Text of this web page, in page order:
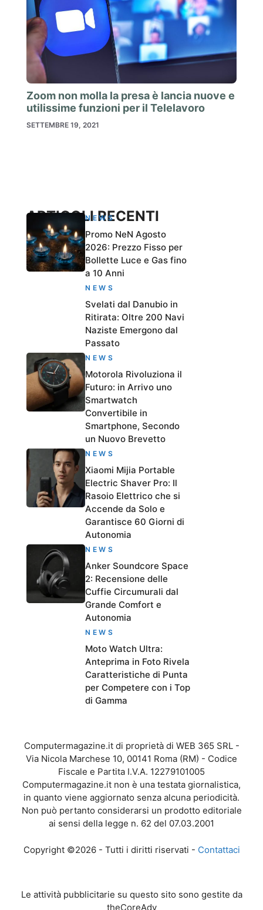
Zoom non molla la presa è lancia nuove e
utilissime funzioni per il Telelavoro
SETTEMBRE 19, 2021
ARTICOLI RECENTI
NEWS
Promo NeN Agosto
2026: Prezzo Fisso per
Bollette Luce e Gas fino
a 10 Anni
NEWS
Svelati dal Danubio in
Ritirata: Oltre 200 Navi
Naziste Emergono dal
Passato
NEWS
Motorola Rivoluziona il
Futuro: in Arrivo uno
Smartwatch
Convertibile in
Smartphone, Secondo
un Nuovo Brevetto
NEWS
Xiaomi Mijia Portable
Electric Shaver Pro: Il
Rasoio Elettrico che si
Accende da Solo e
Garantisce 60 Giorni di
Autonomia
NEWS
Anker Soundcore Space
2: Recensione delle
Cuffie Circumurali dal
Grande Comfort e
Autonomia
NEWS
Moto Watch Ultra:
Anteprima in Foto Rivela
Caratteristiche di Punta
per Competere con i Top
di Gamma
Computermagazine.it di proprietà di WEB 365 SRL -
Via Nicola Marchese 10, 00141 Roma (RM) - Codice
Fiscale e Partita I.V.A. 12279101005
Computermagazine.it non è una testata giornalistica,
in quanto viene aggiornato senza alcuna periodicità.
Non può pertanto considerarsi un prodotto editoriale
ai sensi della legge n. 62 del 07.03.2001
Copyright ©2026 - Tutti i diritti riservati - Contattaci
Le attività pubblicitarie su questo sito sono gestite da
theCoreAdv